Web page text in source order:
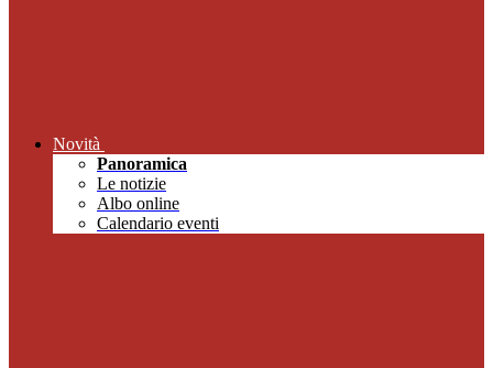
Novità
Panoramica
Le notizie
Albo online
Calendario eventi